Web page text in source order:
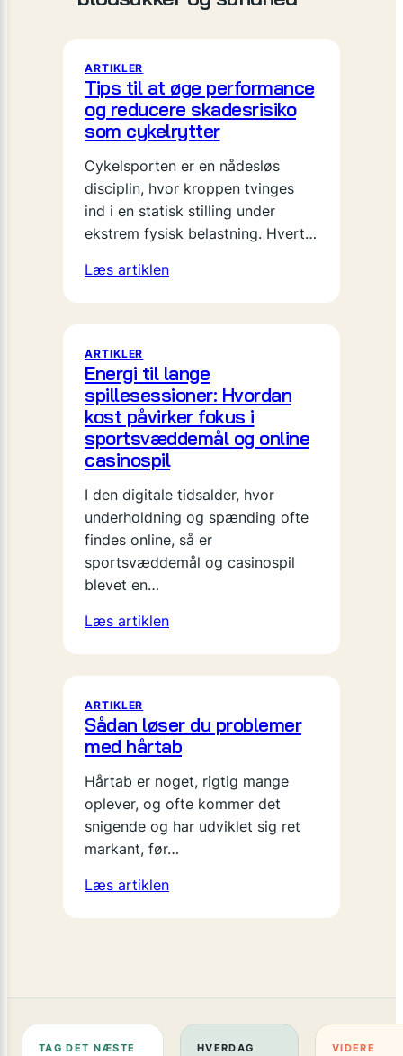
ARTIKLER
Tips til at øge performance
og reducere skadesrisiko
som cykelrytter
Cykelsporten er en nådesløs
disciplin, hvor kroppen tvinges
ind i en statisk stilling under
ekstrem fysisk belastning. Hvert…
Læs artiklen
ARTIKLER
Energi til lange
spillesessioner: Hvordan
kost påvirker fokus i
sportsvæddemål og online
casinospil
I den digitale tidsalder, hvor
underholdning og spænding ofte
findes online, så er
sportsvæddemål og casinospil
blevet en…
Læs artiklen
ARTIKLER
Sådan løser du problemer
med hårtab
Hårtab er noget, rigtig mange
oplever, og ofte kommer det
snigende og har udviklet sig ret
markant, før…
Læs artiklen
TAG DET NÆSTE
HVERDAG
VIDERE